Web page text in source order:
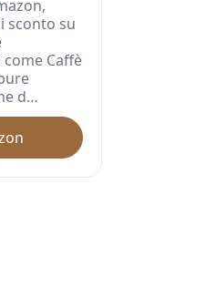
sconto su
Caffè
d…